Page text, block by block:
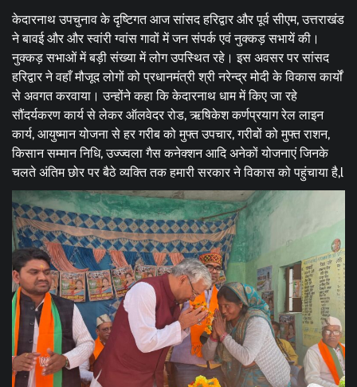
केदारनाथ उपचुनाव के दृष्टिगत आज सांसद हरिद्वार और पूर्व सीएम, उत्तराखंड
ने बावई और और स्वांरी ग्वांस गावों में जन संपर्क एवं नुक्कड़ सभायें की।
नुक्कड़ सभाओं में बड़ी संख्या में लोग उपस्थित रहे। इस अवसर पर सांसद
हरिद्वार ने वहाँ मौजूद लोगों को प्रधानमंत्री श्री नरेन्द्र मोदी के विकास कार्यों
से अवगत करवाया। उन्होंने कहा कि केदारनाथ धाम में किए जा रहे
सौंदर्यकरण कार्य से लेकर ऑलवेदर रोड, ऋषिकेश कर्णप्रयाग रेल लाइन
कार्य, आयुष्मान योजना से हर गरीब को मुफ्त उपचार, गरीबों को मुफ्त राशन,
किसान सम्मान निधि, उज्ज्वला गैस कनेक्शन आदि अनेकों योजनाएं जिनके
चलते अंतिम छोर पर बैठे व्यक्ति तक हमारी सरकार ने विकास को पहुंचाया है,l